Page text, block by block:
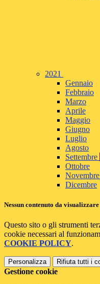
2021
Gennaio
Febbraio
Marzo
Aprile
Maggio
Giugno
Luglio
Agosto
Settembre
Ottobre
Novembre
Dicembre
Nessun contenuto da visualizzare
Questo sito o gli strumenti
cookie necessari al
COOKIE POLICY.
Personalizza Rifiuta tutti i
Gestione cookie